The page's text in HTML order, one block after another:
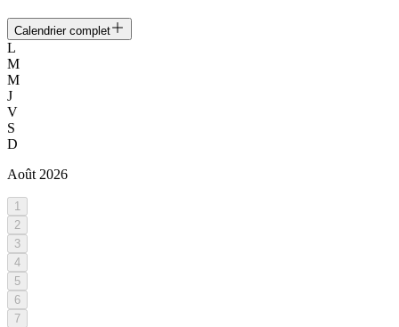
Calendrier complet
L
M
M
J
V
S
D
Août 2026
1
2
3
4
5
6
7